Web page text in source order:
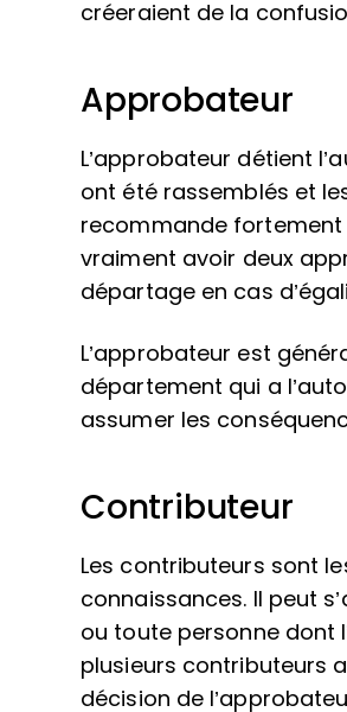
créeraient de la
Approbateur
L’approbateur détient
ont été rassemblés et
recommande fortement
vraiment avoir deux
départage en cas
L’approbateur est
département qui a
assumer les
Contributeur
Les contributeurs sont
connaissances. Il peut
ou toute personne dont
plusieurs contributeurs
décision de